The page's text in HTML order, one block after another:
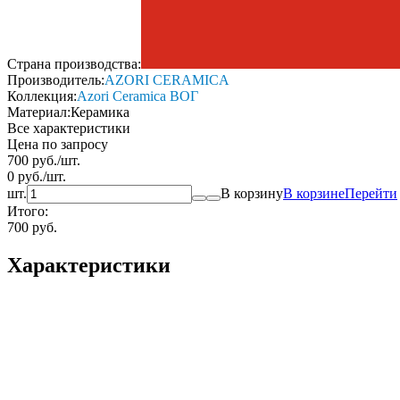
Страна производства:
Производитель:AZORI CERAMICA
Коллекция:Azori Ceramica ВОГ
Материал:Керамика
Все характеристики
Цена по запросу
700 руб./шт.
0 руб./шт.
шт.
В корзинуВ корзинеПерейти
Итого:
700 руб.
Характеристики